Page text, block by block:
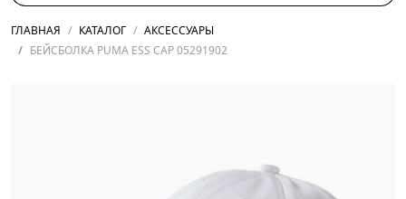
ГЛАВНАЯ КАТАЛОГ
АКСЕССУАРЫ
БЕЙСБОЛКА PUMA ESS CAP 05291902